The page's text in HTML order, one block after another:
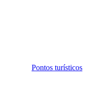
Pontos turísticos